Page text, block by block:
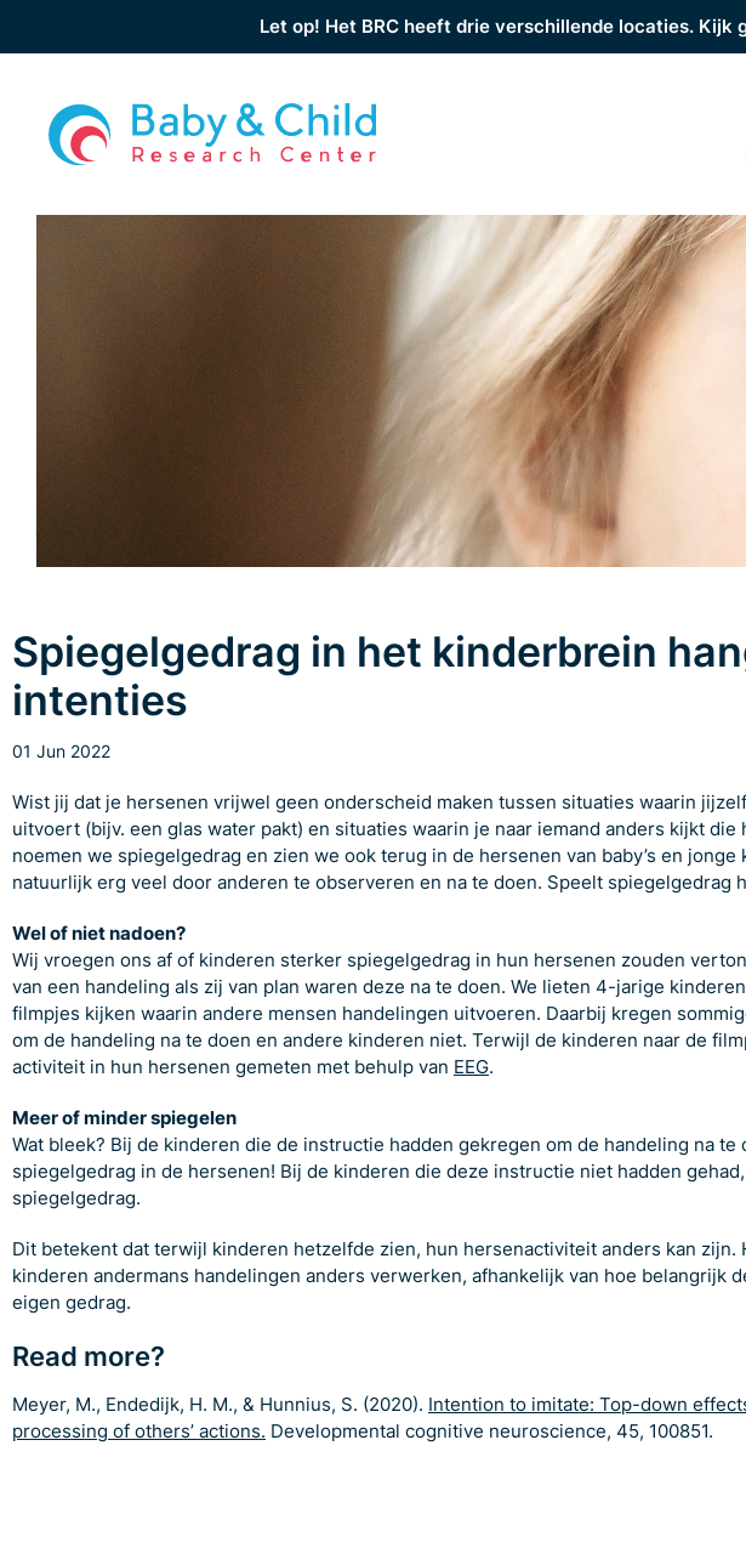
Let op! Het BRC heeft drie verschillende locaties.
Spiegelgedrag in het kinderbrein
intenties
01 Jun 2022
Wist jij dat je hersenen vrijwel geen onderscheid maken tussen situaties waarin
uitvoert (bijv. een glas water pakt) en situaties waarin je naar iemand anders kijkt die
noemen we spiegelgedrag en zien we ook terug in de hersenen van baby’s en
natuurlijk erg veel door anderen te observeren en na te doen. Speelt spiegelgedrag
Wel of niet nadoen?
Wij vroegen ons af of kinderen sterker spiegelgedrag in hun hersenen zouden
van een handeling als zij van plan waren deze na te doen. We lieten 4-jarige
filmpjes kijken waarin andere mensen handelingen uitvoeren. Daarbij kregen
om de handeling na te doen en andere kinderen niet. Terwijl de kinderen naar de
activiteit in hun hersenen gemeten met behulp van EEG.
Meer of minder spiegelen
Wat bleek? Bij de kinderen die de instructie hadden gekregen om de handeling na te
spiegelgedrag in de hersenen! Bij de kinderen die deze instructie niet hadden
spiegelgedrag.
Dit betekent dat terwijl kinderen hetzelfde zien, hun hersenactiviteit anders kan zijn.
kinderen andermans handelingen anders verwerken, afhankelijk van hoe belangrijk
eigen gedrag.
Read more?
Meyer, M., Endedijk, H. M., & Hunnius, S. (2020). Intention to imitate: Top-down
processing of others’ actions. Developmental cognitive neuroscience, 45, 100851.